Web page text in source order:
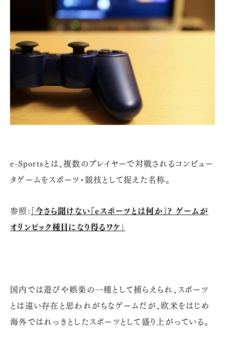
e-Sportsとは、複数のプレイヤーで対戦されるコンピュー
タゲームをスポーツ・競技として捉えた名称。
参照: 「今さら聞けない『eスポーツとは何か』? ゲームが
オリンピック種目になり得るワケ」
国内では遊びや娯楽の一種として捕らえられ、スポーツ
とは遠い存在と思われがちなゲームだが、欧米をはじめ
海外ではれっきとしたスポーツとして盛り上がっている。